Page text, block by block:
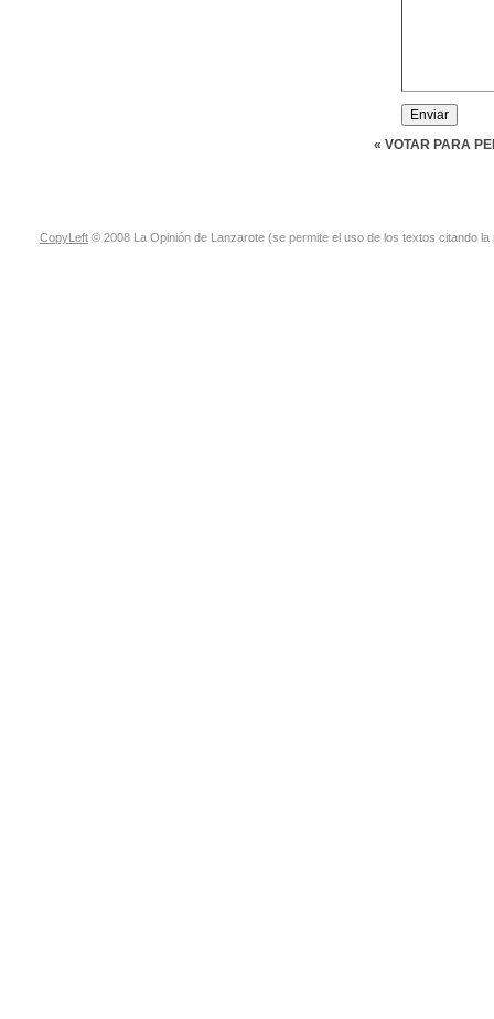
« VOTAR PARA
CopyLeft © 2008 La Opinión de Lanzarote (se permite el uso de los textos citando